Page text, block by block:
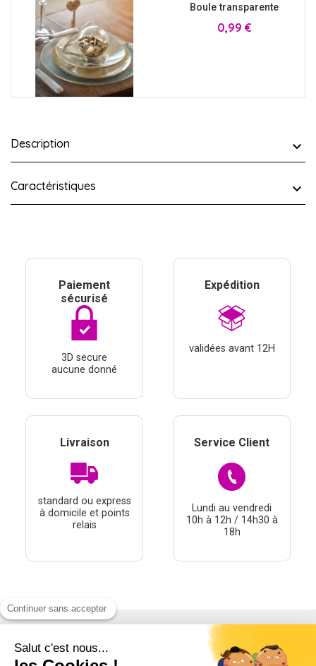
Boule transparente
Prix
0,99 €
Description
Caractéristiques
Paiement
sécurisé
3D secure
aucune donné
Expédition
validées avant 12H
Livraison
standard ou express
à domicile et points
relais
Service Client
Lundi au vendredi
10h à 12h / 14h30 à
18h
À PROPOS
Continuer sans accepter
Salut c'est nous...